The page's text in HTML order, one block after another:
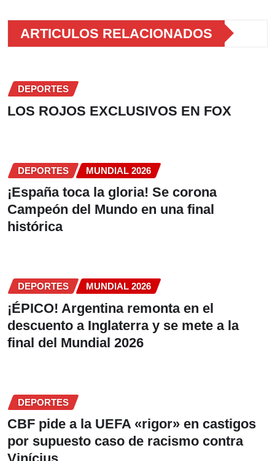
ARTICULOS RELACIONADOS
DEPORTES
LOS ROJOS EXCLUSIVOS EN FOX
DEPORTES MUNDIAL 2026
¡España toca la gloria! Se corona
Campeón del Mundo en una final
histórica
DEPORTES MUNDIAL 2026
¡ÉPICO! Argentina remonta en el
descuento a Inglaterra y se mete a la
final del Mundial 2026
DEPORTES
CBF pide a la UEFA «rigor» en castigos
por supuesto caso de racismo contra